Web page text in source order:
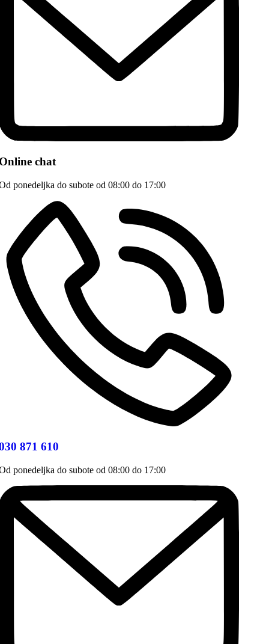
chat
ponedeljka do subote od 08:00 do 17:00
871 610
ponedeljka do subote od 08:00 do 17:00